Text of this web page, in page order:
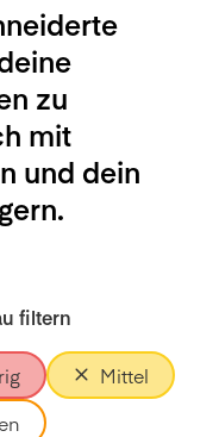
zu
mit
und dein
filtern
Mittel